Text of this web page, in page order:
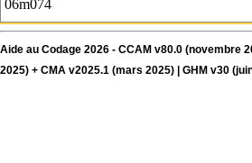
Aide au Codage 2026 - CCAM v80.0 (novembre
2025) + CMA v2025.1 (mars 2025) | GHM v30